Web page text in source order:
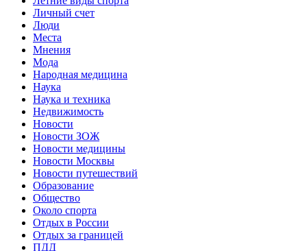
Личный счет
Люди
Места
Мнения
Мода
Народная медицина
Наука
Наука и техника
Недвижимость
Новости
Новости ЗОЖ
Новости медицины
Новости Москвы
Новости путешествий
Образование
Общество
Около спорта
Отдых в России
Отдых за границей
ПДД